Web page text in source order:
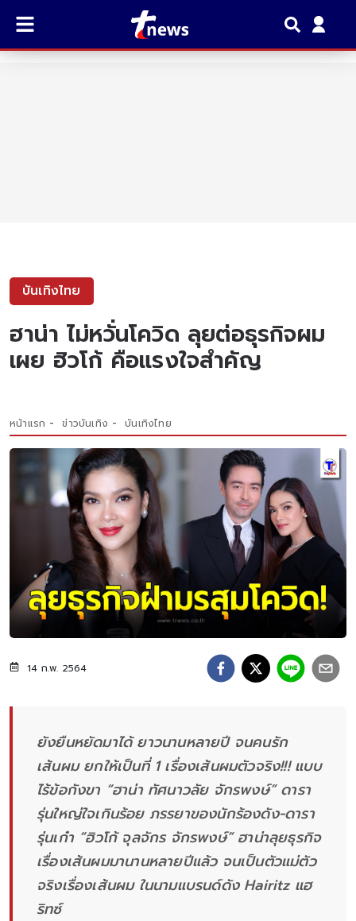
บันเทิงไทย
ฮาน่า ไม่หวั่นโควิด ลุยต่อธุรกิจผม
เผย ฮิวโก้ คือแรงใจสำคัญ
หน้าแรก ข่าวบันเทิง บันเทิงไทย
14 ก.พ. 2564
ยังยืนหยัดมาได้ ยาวนานหลายปี จนคนรัก
เส้นผม ยกให้เป็นที่ 1 เรื่องเส้นผมตัวจริง!!! แบบ
ไร้ข้อกังขา “ฮาน่า ทัศนาวลัย จักรพงษ์” ดารา
รุ่นใหญ่ใจเกินร้อย ภรรยาของนักร้องดัง-ดารา
รุ่นเก๋า “ฮิวโก้ จุลจักร จักรพงษ์” ฮาน่าลุยธุรกิจ
เรื่องเส้นผมมานานหลายปีแล้ว จนเป็นตัวแม่ตัว
จริงเรื่องเส้นผม ในนามแบรนด์ดัง Hairitz แฮ
ริทซ์